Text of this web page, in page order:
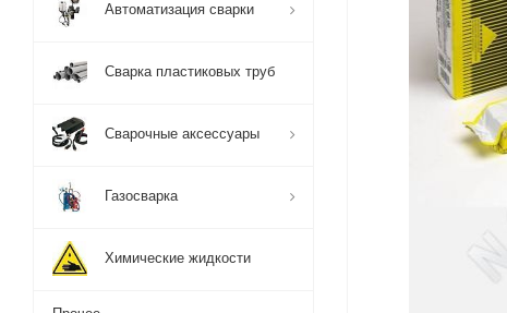
Автоматизация сварки
Сварка пластиковых труб
Сварочные аксессуары
Газосварка
Химические жидкости